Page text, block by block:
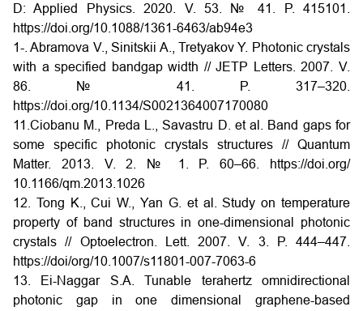
D: Applied Physics. 2020. V. 53. № 41. P. 415101.
https://doi.org/10.1088/1361-6463/ab94e3
1-. Abramova V., Sinitskii A., Tretyakov Y. Photonic crystals
with a specified bandgap width // JETP Letters. 2007. V.
86. № 41. P. 317–320.
https://doi.org/10.1134/S0021364007170080
11.Ciobanu M., Preda L., Savastru D. et al. Band gaps for
some specific photonic crystals structures // Quantum
Matter. 2013. V. 2. № 1. P. 60–66.
https://doi.org/
10.1166/qm.2013.1026
12. Tong K., Cui W., Yan G. et al. Study on temperature
property of band structures in one-dimensional photonic
crystals // Optoelectron. Lett. 2007. V. 3. P. 444–447.
https://doi/org/10.1007/s11801-007-7063-6
13. Ei-Naggar S.A. Tunable terahertz omnidirectional
photonic gap in one dimensional graphene-based